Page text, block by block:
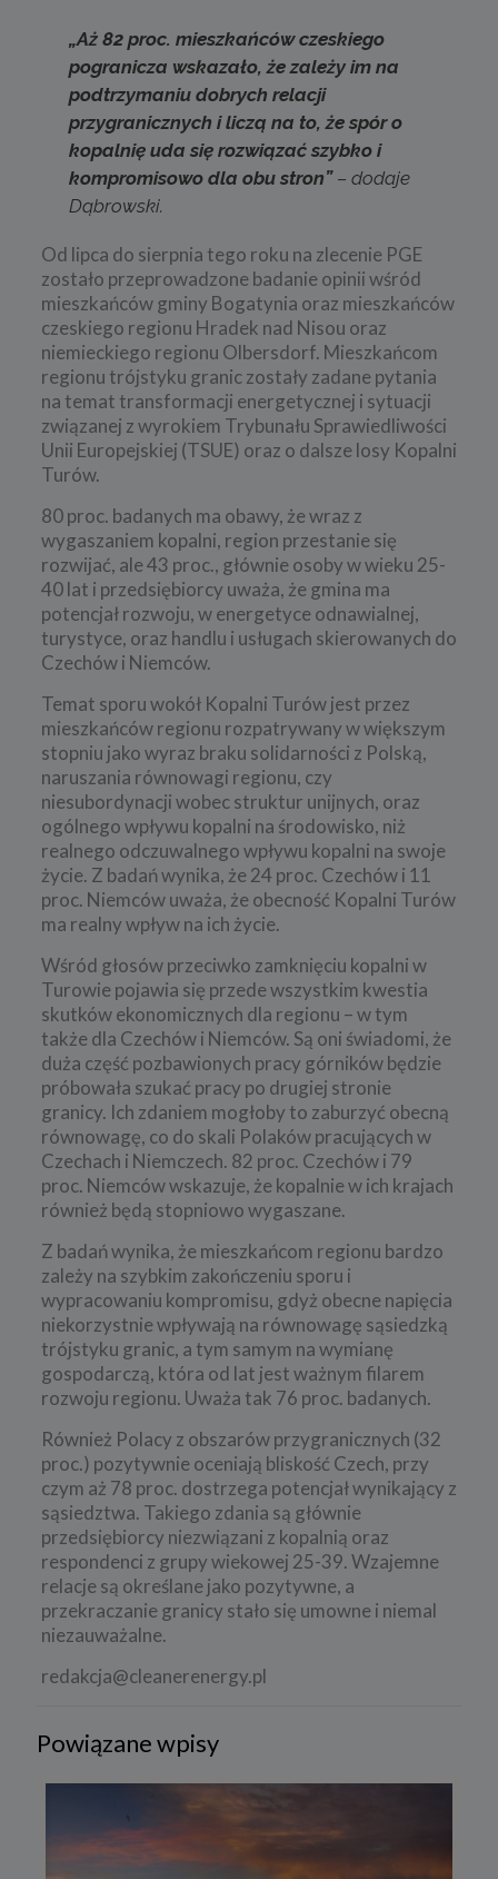
„Aż 82 proc. mieszkańców czeskiego
pogranicza wskazało, że zależy im na
podtrzymaniu dobrych relacji
przygranicznych i liczą na to, że spór o
kopalnię uda się rozwiązać szybko i
kompromisowo dla obu stron”– dodaje
Dąbrowski.
Od lipca do sierpnia tego roku na zlecenie PGE
zostało przeprowadzone badanie opinii wśród
mieszkańców gminy Bogatynia oraz mieszkańców
czeskiego regionu Hradek nad Nisou oraz
niemieckiego regionu Olbersdorf. Mieszkańcom
regionu trójstyku granic zostały zadane pytania
na temat transformacji energetycznej i sytuacji
związanej z wyrokiem Trybunału Sprawiedliwości
Unii Europejskiej (TSUE) oraz o dalsze losy Kopalni
Turów.
80 proc. badanych ma obawy, że wraz z
wygaszaniem kopalni, region przestanie się
rozwijać, ale 43 proc., głównie osoby w wieku 25-
40 lat i przedsiębiorcy uważa, że gmina ma
potencjał rozwoju, w energetyce odnawialnej,
turystyce, oraz handlu i usługach skierowanych do
Czechów i Niemców.
Temat sporu wokół Kopalni Turów jest przez
mieszkańców regionu rozpatrywany w większym
stopniu jako wyraz braku solidarności z Polską,
naruszania równowagi regionu, czy
niesubordynacji wobec struktur unijnych, oraz
ogólnego wpływu kopalni na środowisko, niż
realnego odczuwalnego wpływu kopalni na swoje
życie. Z badań wynika, że 24 proc. Czechów i 11
proc. Niemców uważa, że obecność Kopalni Turów
ma realny wpływ na ich życie.
Wśród głosów przeciwko zamknięciu kopalni w
Turowie pojawia się przede wszystkim kwestia
skutków ekonomicznych dla regionu – w tym
także dla Czechów i Niemców. Są oni świadomi, że
duża część pozbawionych pracy górników będzie
próbowała szukać pracy po drugiej stronie
granicy. Ich zdaniem mogłoby to zaburzyć obecną
równowagę, co do skali Polaków pracujących w
Czechach i Niemczech. 82 proc. Czechów i 79
proc. Niemców wskazuje, że kopalnie w ich krajach
również będą stopniowo wygaszane.
Z badań wynika, że mieszkańcom regionu bardzo
zależy na szybkim zakończeniu sporu i
wypracowaniu kompromisu, gdyż obecne napięcia
niekorzystnie wpływają na równowagę sąsiedzką
trójstyku granic, a tym samym na wymianę
gospodarczą, która od lat jest ważnym filarem
rozwoju regionu. Uważa tak 76 proc. badanych.
Również Polacy z obszarów przygranicznych (32
proc.) pozytywnie oceniają bliskość Czech, przy
czym aż 78 proc. dostrzega potencjał wynikający z
sąsiedztwa. Takiego zdania są głównie
przedsiębiorcy niezwiązani z kopalnią oraz
respondenci z grupy wiekowej 25-39. Wzajemne
relacje są określane jako pozytywne, a
przekraczanie granicy stało się umowne i niemal
niezauważalne.
redakcja@cleanerenergy.pl
Powiązane wpisy